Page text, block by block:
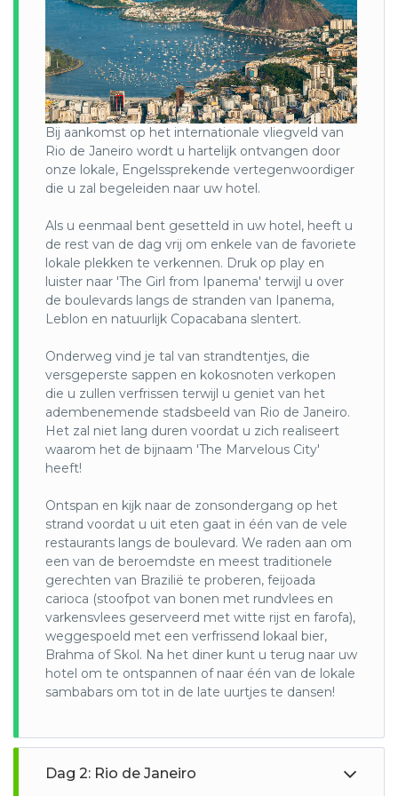
Brazilië vindt men Sertão, een droog en woestijnachtig
Iguaçu:
De Watervallen van de Iguaçu vormen het grootste
complex van watervallen in Zuid-Amerika. Ze liggen op de
grens tussen de Argentijnse provincie Misiones 80% en de
Braziliaanse staat Paraná 20%. De watervallen bevinden
zich in twee nationale parken, Nationaal park Iguazú in
Argentinië en Nationaal park Iguaçu in Brazilië, die in 1984
en 1986 respectievelijk aan de lijst van het UNESCO
Ook wel de cataratas genoemd, vormen ze een geheel van
tussen de 270 en 300 watervallen, afhankelijk van de
hoeveelheid water die door de rivier Iguaçu stroomt. In
totaal zijn de watervallen 2,7 kilometer breed en vallen tot
82 meter naar beneden. Het bekendste deel van de
watervallen is de “Garganta del Diablo” (keel van de duivel),
een grote halfronde waterval van 150 meter breed waarin
het water 70 meter in de diepte stort. Recht over dit punt
gaat bovendien de grens tussen Argentinië en Brazilië,
waardoor het grootste deel van de watervallen in Argentijns
gebied ligt. Het water stroomt echter weg van Argentinië,
waardoor het meest complete uitzicht van de Braziliaanse
kant te zien is.
De Pantanal, vroeger bekend als de Laguna de Jarayes, is
het grootste draslandgebied ter wereld. De regio, waarvan
de naam is afgeleid van het Portugese woord “pântano”
(wat “moeras” betekent), bevindt zich in Zuid-Amerika, voor
het overgrote deel in Brazilië maar de Pantanal bestrijkt
ook delen van Bolivia en Paraguay.
De Pantanal stroomt over in het regenseizoen, waardoor
80% van het gebied onder water komt te staan. Daardoor
bevat de Pantanal ’s werelds rijkste collectie aan
waterplanten. Er wordt vermoed dat de Pantanal het
dan 650 vogelsoorten, 400 vissoorten, ongeveer 100
soorten zoogdieren en 80 soorten reptielen. De acuripalm
Attalea is een belangrijke voedselbron voor de fauna zoals
Bij aankomst op het internationale vliegveld van
Rio de Janeiro wordt u hartelijk ontvangen door
onze lokale, Engelssprekende vertegenwoordiger
die u zal begeleiden naar uw hotel.
Als u eenmaal bent gesetteld in uw hotel, heeft u
de rest van de dag vrij om enkele van de favoriete
lokale plekken te verkennen. Druk op play en
luister naar 'The Girl from Ipanema' terwijl u over
de boulevards langs de stranden van Ipanema,
Leblon en natuurlijk Copacabana slentert.
Onderweg vind je tal van strandtentjes, die
versgeperste sappen en kokosnoten verkopen
die u zullen verfrissen terwijl u geniet van het
adembenemende stadsbeeld van Rio de Janeiro.
Het zal niet lang duren voordat u zich realiseert
waarom het de bijnaam 'The Marvelous City'
heeft!
Ontspan en kijk naar de zonsondergang op het
strand voordat u uit eten gaat in één van de vele
restaurants langs de boulevard. We raden aan om
een van de beroemdste en meest traditionele
gerechten van Brazilië te proberen, feijoada
carioca (stoofpot van bonen met rundvlees en
varkensvlees geserveerd met witte rijst en farofa),
weggespoeld met een verfrissend lokaal bier,
Brahma of Skol. Na het diner kunt u terug naar uw
hotel om te ontspannen of naar één van de lokale
sambabars om tot in de late uurtjes te dansen!
Dag 2: Rio de Janeiro